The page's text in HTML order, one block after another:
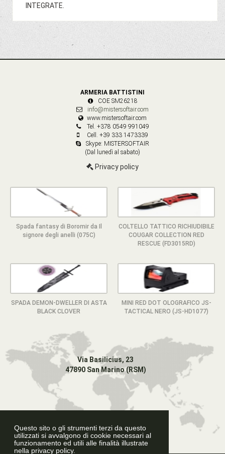
Questo sito o gli strumenti terzi da questo
utilizzati si avvalgono di cookie necessari al
funzionamento ed utili alle finalità illustrate
nella privacy policy.
INTEGRATE.
ARMERIA BATTISTINI
COE SM26218
info@mistersoftair.com
www.mistersoftair.com
Tel. +378 0549 991049
Cell. +39 333 1473339
Skype: MISTERSOFTAIR
(Dal lunedì al sabato)
Privacy policy
Spada fantasy di Boromir da Il
signore degli anelli (075C)
COLTELLO TATTICO RICHIUDIBILE
COUGAR COLLECTION RED
RESCUE (FD3015RD)
SPADA DEMON-DWELLER DI ASTA
BLACK CLOVER
MINI RED DOT OLOGRAFICO JS-
TACTICAL NERO (JS-HD1077)
Via Basilicius, 23
47890 San Marino (RSM)